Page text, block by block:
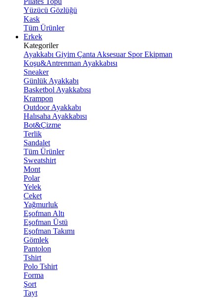
Yüzücü Gözlüğü
Kask
Tüm Ürünler
Erkek
Kategoriler
Ayakkabı Giyim Çanta Aksesuar Spor Ekipman
Koşu&Antrenman Ayakkabısı
Sneaker
Günlük Ayakkabı
Basketbol Ayakkabısı
Krampon
Outdoor Ayakkabı
Halısaha Ayakkabısı
Bot&Çizme
Terlik
Sandalet
Tüm Ürünler
Sweatshirt
Mont
Polar
Yelek
Ceket
Yağmurluk
Eşofman Altı
Eşofman Üstü
Eşofman Takımı
Gömlek
Pantolon
Tshirt
Polo Tshirt
Forma
Şort
Tayt